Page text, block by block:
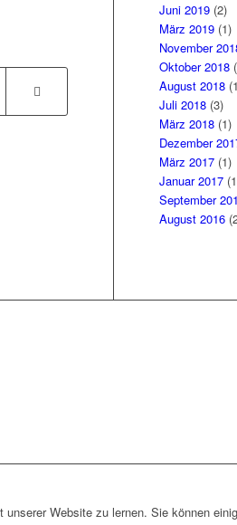
Juni 2019 (2)
März 2019 (1)
November
Oktober 2018
August 2018
Juli 2018 (3)
März 2018 (1)
Dezember
März 2017 (1)
Januar 2017
September
August 2016
Website zu lernen. Sie können